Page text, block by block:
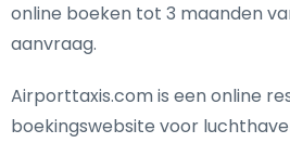
online boeken tot 3 maanden
aanvraag.
Airporttaxis.com is een online
boekingswebsite voor